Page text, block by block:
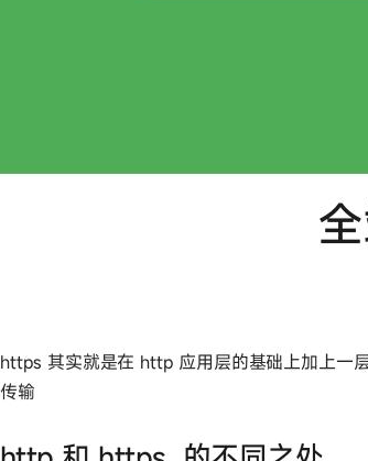
https 其实就是在 http 应用层的基础上加上一
传输